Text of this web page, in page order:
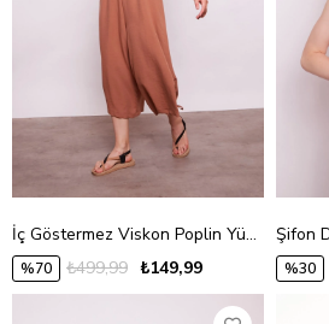
İç Göstermez Viskon Poplin Yüksek Bel Bol Paça Büzgülü Pantolon -Tarçın
%70 ₺149,99
₺499,99 %30